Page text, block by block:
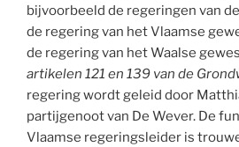
bijvoorbeeld de regeringen van de
de regering van het Vlaamse
de regering van het Waalse
artikelen 121 en 139 van de
regering wordt geleid door
partijgenoot van De Wever. De
Vlaamse regeringsleider is